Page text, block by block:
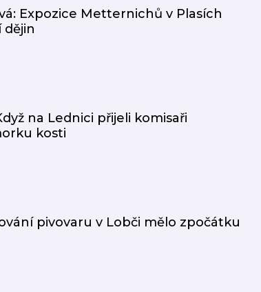
Expozice Metternichů v Plasích
na Lednici přijeli komisaři
kosti
pivovaru v Lobči mělo zpočátku